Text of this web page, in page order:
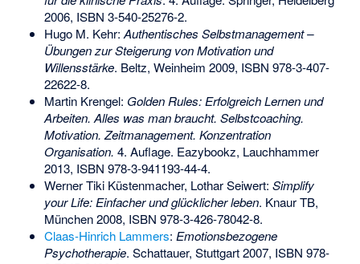
2006, ISBN 3-540-25276-2.
Hugo M. Kehr: Authentisches Selbstmanagement –
Übungen zur Steigerung von Motivation und
Willensstärke. Beltz, Weinheim 2009, ISBN 978-3-407-
22622-8.
Martin Krengel: Golden Rules: Erfolgreich Lernen und
Arbeiten. Alles was man braucht. Selbstcoaching.
Motivation. Zeitmanagement. Konzentration
Organisation. 4. Auflage. Eazybookz, Lauchhammer
2013, ISBN 978-3-941193-44-4.
Werner Tiki Küstenmacher, Lothar Seiwert: Simplify
your Life: Einfacher und glücklicher leben. Knaur TB,
München 2008, ISBN 978-3-426-78042-8.
Claas-Hinrich Lammers: Emotionsbezogene
Psychotherapie. Schattauer, Stuttgart 2007, ISBN 978-